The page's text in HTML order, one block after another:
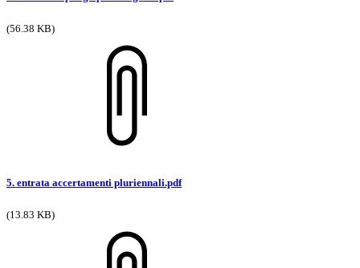
(56.38 KB)
5. entrata accertamenti pluriennali.pdf
(13.83 KB)